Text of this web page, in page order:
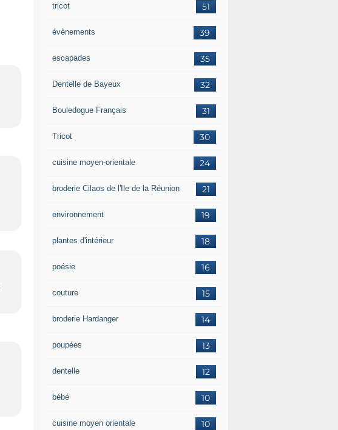
51
tricot
39
évènements
35
escapades
32
Dentelle de Bayeux
31
Bouledogue Français
30
Tricot
24
cuisine moyen-orientale
21
broderie Cilaos de l'Ile de la Réunion
19
environnement
18
plantes d'intérieur
16
poésie
15
couture
14
broderie Hardanger
13
poupées
12
dentelle
10
bébé
10
cuisine moyen orientale